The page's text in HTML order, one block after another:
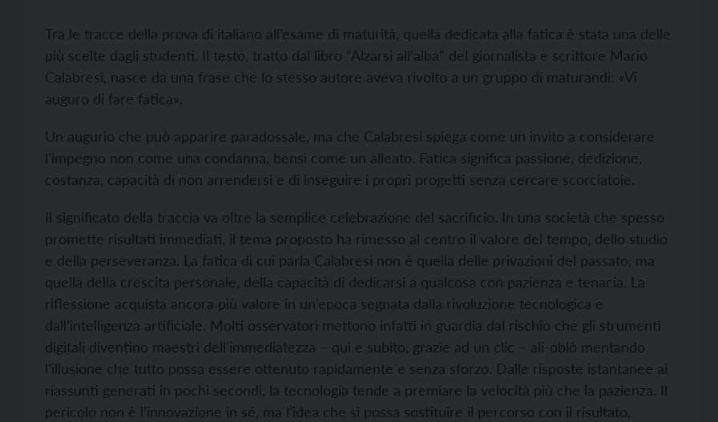
Tra le tracce della prova di italiano all’esame di maturità, quella dedicata alla fatica è stata una delle
più scelte dagli studenti. Il testo, tratto dal libro “Alzarsi all’alba” del giornalista e scrittore Mario
Calabresi, nasce da una frase che lo stesso autore aveva rivolto a un gruppo di maturandi: «Vi
auguro di fare fatica».
Un augurio che può apparire paradossale, ma che Calabresi spiega come un invito a considerare
l’impegno non come una condanna, bensì come un alleato. Fatica significa passione, dedizione,
costanza, capacità di non arrendersi e di inseguire i propri progetti senza cercare scorciatoie.
Il significato della traccia va oltre la semplice celebrazione del sacrificio. In una società che spesso
promette risultati immediati, il tema proposto ha rimesso al centro il valore del tempo, dello studio
e della perseveranza. La fatica di cui parla Calabresi non è quella delle privazioni del passato, ma
quella della crescita personale, della capacità di dedicarsi a qualcosa con pazienza e tenacia. La
riflessione acquista ancora più valore in un’epoca segnata dalla rivoluzione tecnologica e
dall’intelligenza artificiale. Molti osservatori mettono infatti in guardia dal rischio che gli strumenti
digitali diventino maestri dell’immediatezza – qui e subito, grazie ad un clic – ali-oblò mentando
l’illusione che tutto possa essere ottenuto rapidamente e senza sforzo. Dalle risposte istantanee ai
riassunti generati in pochi secondi, la tecnologia tende a premiare la velocità più che la pazienza. Il
pericolo non è l’innovazione in sé, ma l’idea che si possa sostituire il percorso con il risultato,